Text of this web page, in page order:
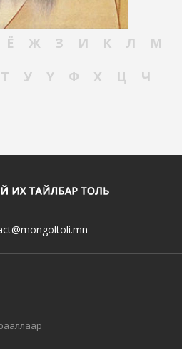
Ё Ж З И К Л
М
Т У Ү Ф Х Ц
Ч